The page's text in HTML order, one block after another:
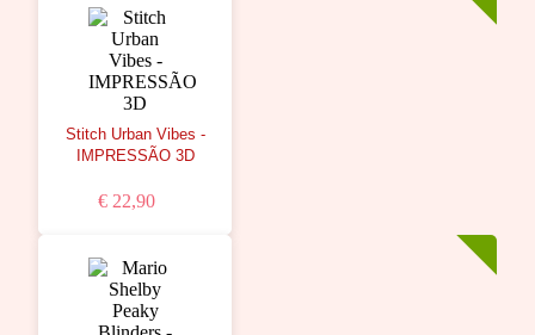
Stitch Urban Vibes -
IMPRESSÃO 3D
€ 22,90